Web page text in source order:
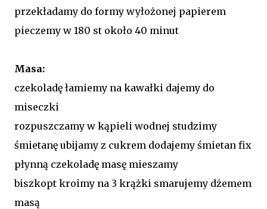
przekładamy do formy wyłożonej papierem
pieczemy w 180 st około 40 minut
Masa:
czekoladę łamiemy na kawałki dajemy do
miseczki
rozpuszczamy w kąpieli wodnej studzimy
śmietanę ubijamy z cukrem dodajemy śmietan fix
płynną czekoladę masę mieszamy
biszkopt kroimy na 3 krążki smarujemy dżemem
masą